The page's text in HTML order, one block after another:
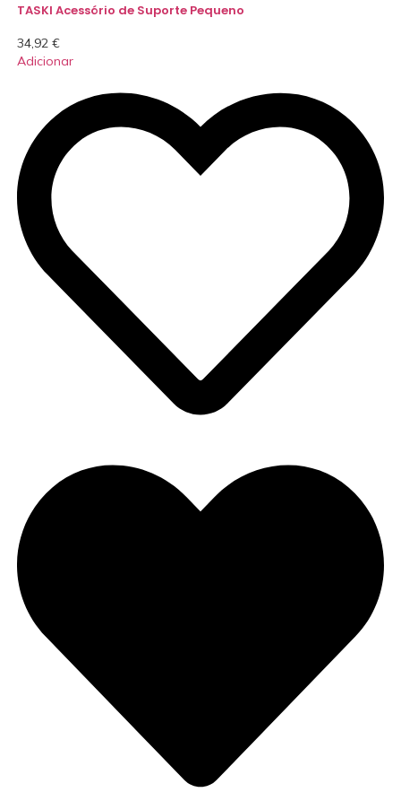
TASKI Acessório de Suporte Pequeno
34,92 €
Adicionar